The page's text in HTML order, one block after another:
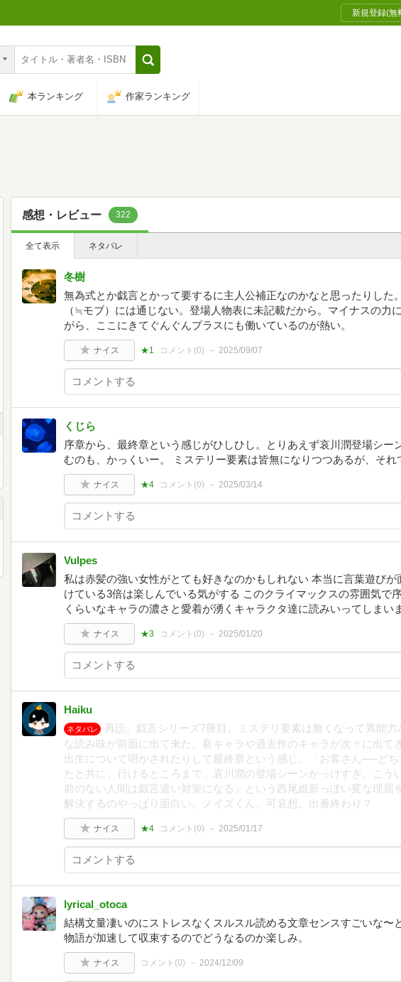
新規登録(無
本ランキング 作家ランキング
感想・レビュー 322
全て表示 ネタバレ
冬樹
無為式とか戯言とかって要するに主人公補正なのかなと思ったりした
（≒モブ）には通じない。登場人物表に未記載だから。マイナスの力
がら、ここにきてぐんぐんプラスにも働いているのが熱い。
ナイス ★1 コメント(0) 2025/09/07
くじら
序章から、最終章という感じがひしひし。とりあえず哀川潤登場シー
むのも、かっくいー。 ミステリー要素は皆無になりつつあるが、それ
ナイス ★4 コメント(0) 2025/03/14
Vulpes
私は赤髪の強い女性がとても好きなのかもしれない 本当に言葉遊びが
けている3倍は楽しんでいる気がする このクライマックスの雰囲気で
くらいなキャラの濃さと愛着が湧くキャラクタ達に読みいってしまい
ナイス ★3 コメント(0) 2025/01/20
Haiku
ネタバレ
再読。戯言シリーズ7冊目。ミステリ要素は無くなって異能力
な読み味が前面に出て来た。新キャラや過去作のキャラが次々に出て
出生について明かされたりして最終章という感じ。「お客さん──どち
たと共に、行けるところまで」哀川潤の登場シーンかっけすぎ。こう
前のない人間は戯言遣い対策になる』という西尾維新っぽい変な理屈
解決するのやっぱり面白い。ノイズくん、可哀想。出番終わり？
ナイス ★4 コメント(0) 2025/01/17
lyrical_otoca
結構文量凄いのにストレスなくスルスル読める文章センスすごいな〜
物語が加速して収束するのでどうなるのか楽しみ。
ナイス コメント(0) 2024/12/09